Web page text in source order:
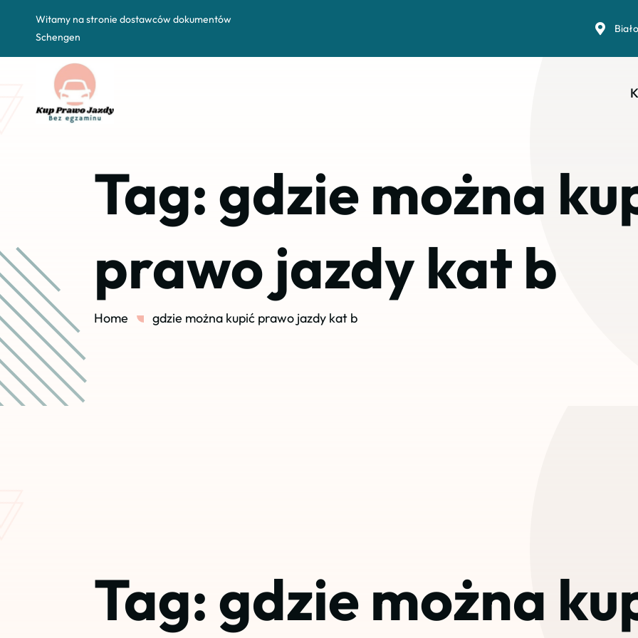
Witamy na stronie dostawców dokumentów
Schengen
Tag:gdzie można
prawo jazdy kat b
Home gdzie można kupić prawo jazdy kat b
Tag:gdzie można